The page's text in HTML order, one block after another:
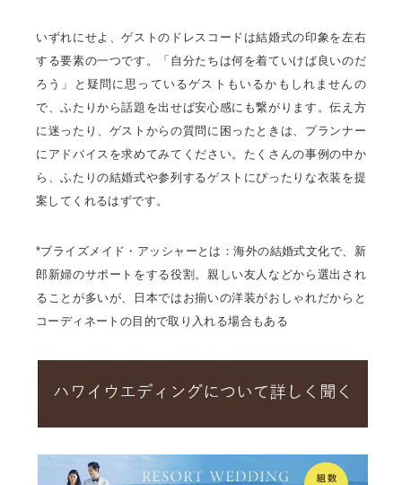
いずれにせよ、ゲストのドレスコードは結婚式の印象を左右
する要素の一つです。「自分たちは何を着ていけば良いのだ
ろう」と疑問に思っているゲストもいるかもしれませんの
で、ふたりから話題を出せば安心感にも繋がります。伝え方
に迷ったり、ゲストからの質問に困ったときは、プランナー
にアドバイスを求めてみてください。たくさんの事例の中か
ら、ふたりの結婚式や参列するゲストにぴったりな衣装を提
案してくれるはずです。
*ブライズメイド・アッシャーとは：海外の結婚式文化で、新
郎新婦のサポートをする役割。親しい友人などから選出され
ることが多いが、日本ではお揃いの洋装がおしゃれだからと
コーディネートの目的で取り入れる場合もある